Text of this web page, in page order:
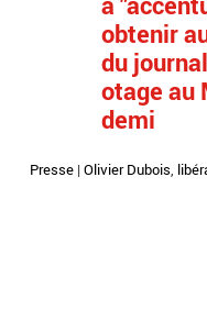
obtenir
du
otage au
demi
Presse |Olivier Dubois,